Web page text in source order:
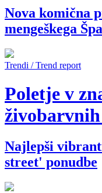
Nova komična
mengeškega
Trendi / Trend report
Poletje v
Najlepši
street' ponudbe